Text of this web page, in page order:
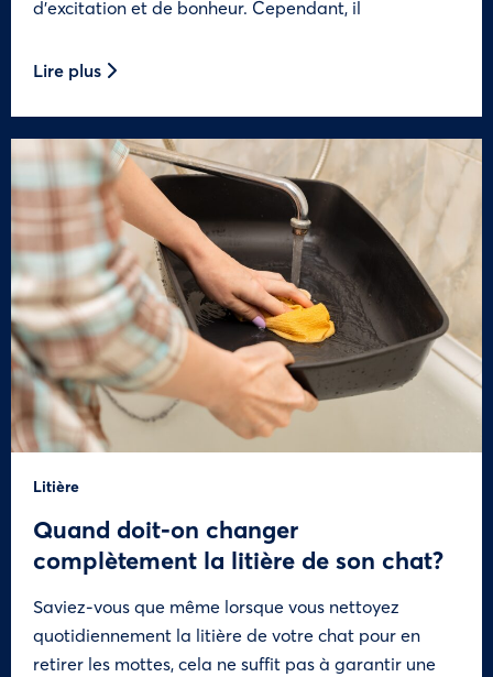
d’excitation et de bonheur. Cependant, il
Lire plus
Litière
Quand doit-on changer
complètement la litière de son chat?
Saviez-vous que même lorsque vous nettoyez
quotidiennement la litière de votre chat pour en
retirer les mottes, cela ne suffit pas à garantir une